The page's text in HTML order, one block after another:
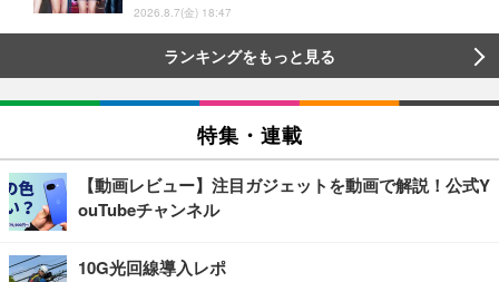
2026.8.7(金) 18:47
ランキングをもっと見る
特集・連載
【動画レビュー】注目ガジェットを動画で解説！公式Y
ouTubeチャンネル
10G光回線導入レポ